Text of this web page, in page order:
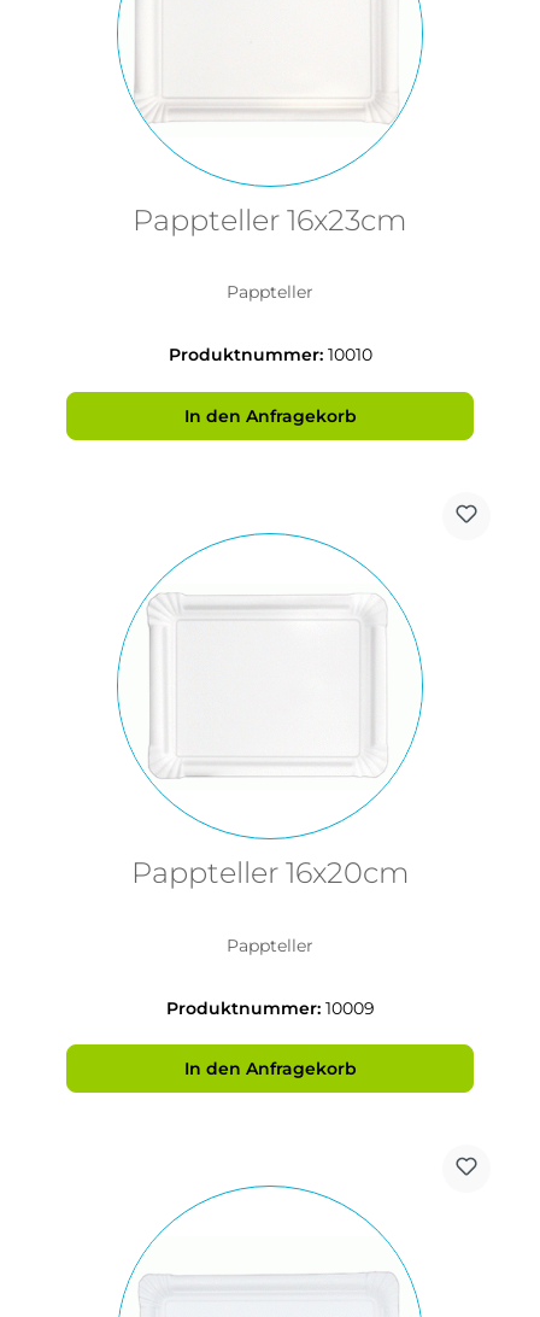
Pappteller 16x23cm
Pappteller
Produktnummer: 10010
In den Anfragekorb
Pappteller 16x20cm
Pappteller
Produktnummer: 10009
In den Anfragekorb